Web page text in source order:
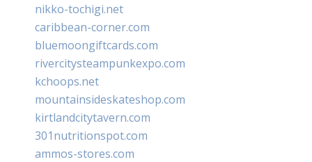
nikko-tochigi.net
caribbean-corner.com
bluemoongiftcards.com
rivercitysteampunkexpo.com
kchoops.net
mountainsideskateshop.com
kirtlandcitytavern.com
301nutritionspot.com
ammos-stores.com